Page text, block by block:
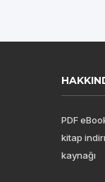
PDF
kitap
kaynağı